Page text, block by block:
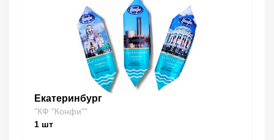
Екатеринбург
"КФ "Конфи""
1 шт